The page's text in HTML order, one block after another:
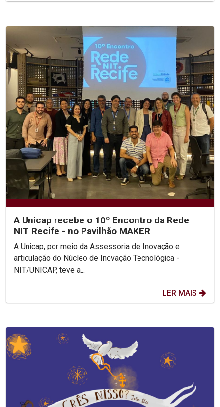
A Unicap recebe o 10º Encontro da Rede
NIT Recife - no Pavilhão MAKER
A Unicap, por meio da Assessoria de Inovação e
articulação do Núcleo de Inovação Tecnológica -
NIT/UNICAP, teve a...
LER MAIS